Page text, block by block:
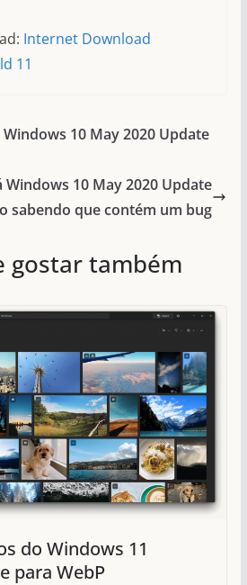
Internet Download
11
10 May 2020 Update
10 May 2020 Update
sabendo que contém um bug
gostar também
do Windows 11
para WebP